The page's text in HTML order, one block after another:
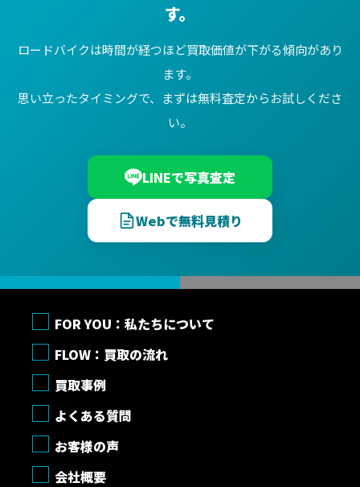
す。
ロードバイクは時間が経つほど買取価値が下がる傾向があり
ます。
思い立ったタイミングで、まずは無料査定からお試しくださ
い。
LINEで写真査定
Webで無料見積り
FOR YOU：私たちについて
FLOW：買取の流れ
買取事例
よくある質問
お客様の声
会社概要